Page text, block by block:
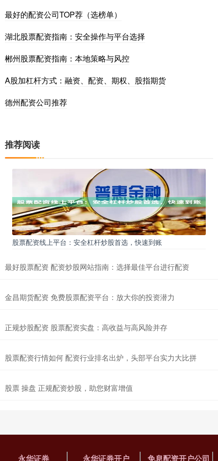
最好的配资公司TOP荐（选榜单）
湖北股票配资指南：安全操作与平台选择
郴州股票配资指南：本地策略与风控
A股加杠杆方式：融资、配资、期权、股指期货
德州配资公司推荐
推荐阅读
股票配资线上平台：安全杠杆炒股首选，快速到账
最好股票配资 配资炒股网站指南：选择最佳平台进行配资
金昌期货配资 免费股票配资平台：放大你的投资潜力
正规炒股配资 股票配资实盘：高收益与高风险并存
股票配资行情如何 配资行业排名出炉，头部平台实力大比拼
股票 操盘 正规配资炒股，助您财富增值
永华证券 永华证券开户 免息配资开户公司